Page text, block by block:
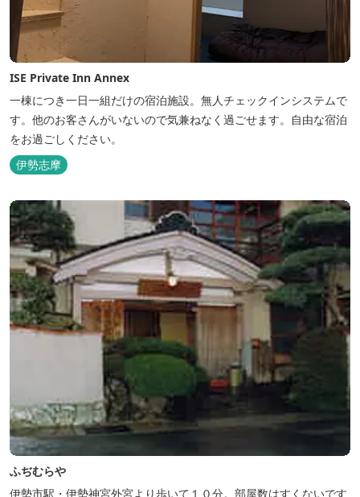
ISE Private Inn Annex
一棟につき一日一組だけの宿泊施設。無人チェックインシステムで
す。他のお客さんがいないので気兼ねなく過ごせます。自由な宿泊
をお過ごしください。
伊勢志摩
ふぢむらや
伊勢市駅・伊勢神宮外宮より歩いて１０分。部屋数はすくないです